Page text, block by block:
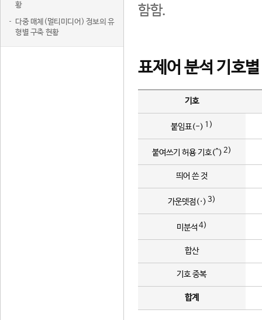
황
다중 매체(멀티미디어) 정보의 유
형별 구축 현황
함함.
표제어 분석 기호
기호
붙임표(-) 1)
붙여쓰기 허용 기호(^) 2)
띄어 쓴 것
가운뎃점(·) 3)
미분석 4)
합산
기호 중복
합계